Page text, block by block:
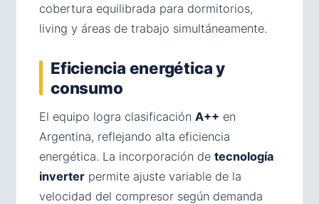
cobertura equilibrada para dormitorios,
living y áreas de trabajo simultáneamente.
Eficiencia energética y
consumo
El equipo logra clasificación A++ en
Argentina, reflejando alta eficiencia
energética. La incorporación de tecnología
inverter permite ajuste variable de la
velocidad del compresor según demanda